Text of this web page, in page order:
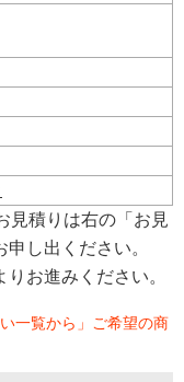
見積りは右の「お見
し出ください。
お進みください。
一覧から」ご希望の商